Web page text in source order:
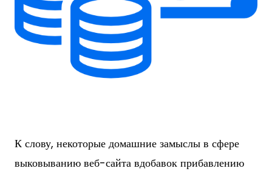
К слову, некоторые домашние замыслы в сфере
выковыванию веб-сайта вдобавок прибавлению